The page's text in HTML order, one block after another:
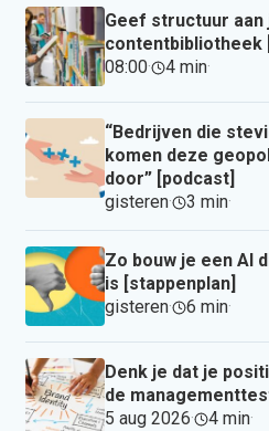
Geef structuur
contentbibliotheek
08:00· 4 min·
“Bedrijven die
komen deze
door” [podcast]
gisteren· 3 min·
Zo bouw je een AI
is [stappenplan]
gisteren· 6 min·
Denk je dat je
de
5 aug 2026· 4 min·